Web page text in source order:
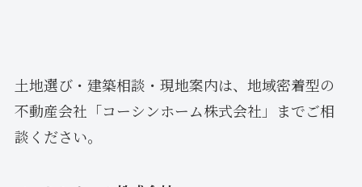
土地選び・建築相談・現地案内は、地域密着型の
不動産会社「コーシンホーム株式会社」までご相
談ください。